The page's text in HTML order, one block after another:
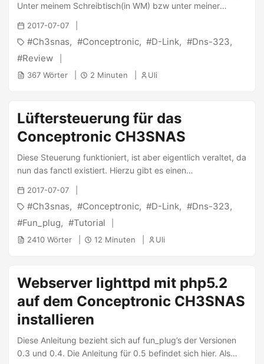
Unter meinem Schreibtisch(in WM) bzw unter meiner
Couch(in MA) steht nun ein kleines NAS (Network Attached
Storage) von Conceptronic. Das CH3SNAS ist mit einem
Marvell XScale (früher Intel XScale) Prozessor mit 500Mhz,
64MB Ram, 2 S-ATA-Festplatten und (sehr wichtig!) einem
Gigabit-LAN-Anschluss ausgerüstet. Da es baugleich mit
nachgeladenen Webservers zu installieren oder einen SSH-
Server zu starten. Derzeit betreibe ich das NAS mit einer
2017-07-07
Ch3snas Conceptronic D-Link
Dns-323
Review
367 Wörter 2 Minuten Uli
Lüftersteuerung für das
Conceptronic CH3SNAS
Diese Steuerung funktioniert, ist aber eigentlich veraltet, da
nun das fanctl existiert. Hierzu gibt es einen
entsprechenden Beitrag. Leider schaltet sich der interne
Lüfter des CH3SNAS trotz des Energiemanagements der
Festplatten nicht ab und läuft daher stetig leise vor sich hin.
Dieses “Feature” (“It’s not a Bug, it’s a Feature”) bringt
mehrere Dinge mit sich. Zum einen habe ich dadurch eine
Lebensdauer des Lüfters deutlich erhöht. ...
2017-07-07
Ch3snas Conceptronic D-Link
Dns-323
Fun_plug
Tutorial
2410 Wörter 12 Minuten Uli
Webserver lighttpd mit php5.2
auf dem Conceptronic CH3SNAS
installieren
Diese Anleitung bezieht sich auf fun_plug’s der Versionen
0.3 und 0.4. Die Anleitung für 0.5 befindet sich hier. Als